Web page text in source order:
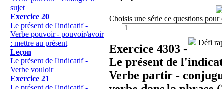
sujet
Exercice 20
Le présent de l'indicatif -
Verbe pouvoir - pouvoir/avoir
: mettre au présent
Leçon
Le présent de l'indicatif -
Verbe vouloir
Exercice 21
Le présent de l'indicatif -
Choisis une série de questions pour
Défi
Exercice 4303 -
Le présent de
Verbe partir -